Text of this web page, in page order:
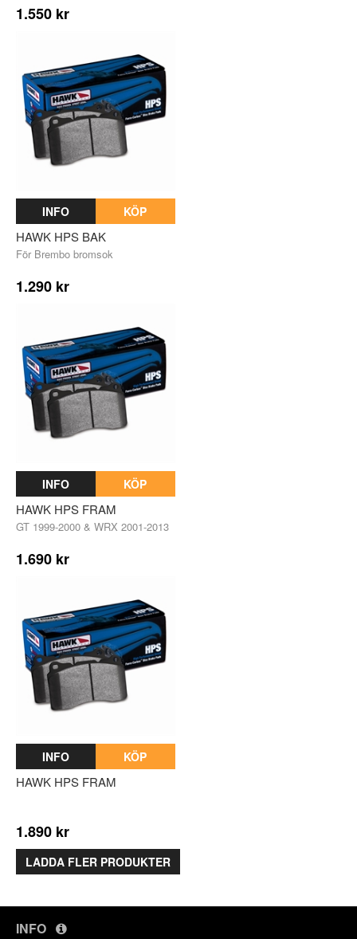
1.550 kr
INFO KÖP
HAWK HPS BAK
För Brembo bromsok
1.290 kr
INFO KÖP
HAWK HPS FRAM
GT 1999-2000 & WRX 2001-2013
1.690 kr
INFO KÖP
HAWK HPS FRAM
1.890 kr
LADDA FLER PRODUKTER
INFO